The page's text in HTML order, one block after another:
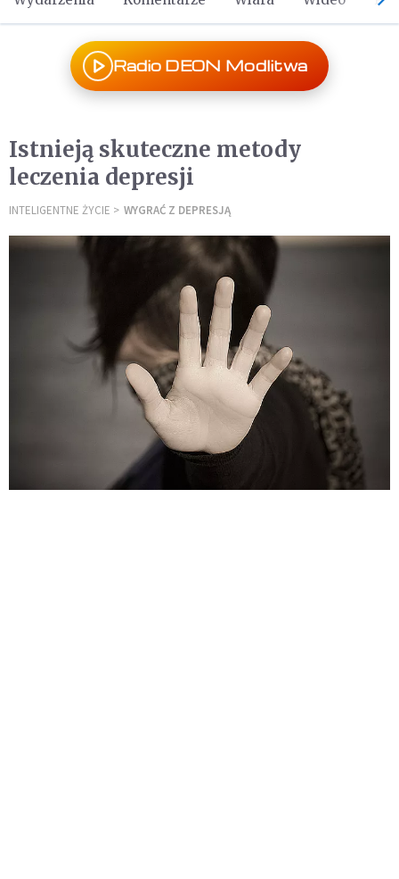
Radio DEON Modlitwa
Istnieją skuteczne metody
leczenia depresji
INTELIGENTNE ŻYCIE WYGRAĆ Z DEPRESJĄ